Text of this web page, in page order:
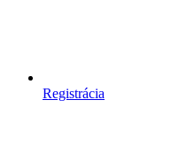
Registrácia